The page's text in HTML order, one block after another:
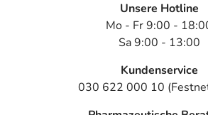
Unsere Hotline
Mo - Fr 9:00 -
Sa 9:00 - 13:00
Kundenservice
030 622 000 10